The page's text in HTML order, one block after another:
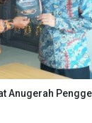
Anugerah